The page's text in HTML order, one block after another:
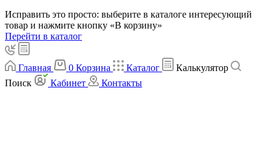
Исправить это просто: выберите в каталоге интересующий
товар и нажмите кнопку «В корзину»
Перейти в каталог
Главная 0 Корзина Каталог
Калькулятор
Поиск
Кабинет Контакты